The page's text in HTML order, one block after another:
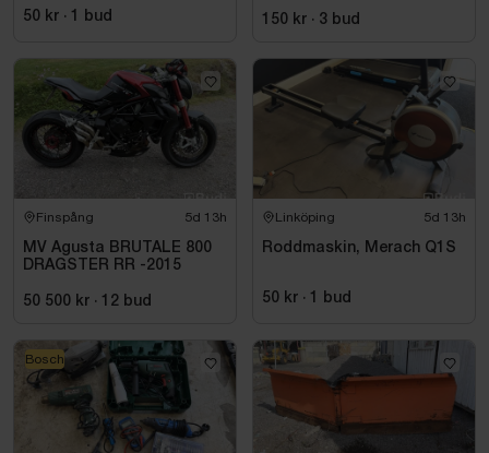
50 kr · 1 bud 150 kr · 3 bud
Finspång 5d 13h
MV Agusta BRUTALE 800
DRAGSTER RR -2015
50 500 kr · 12 bud
Linköping 5d 13h
Roddmaskin, Merach Q1S
50 kr · 1 bud
Bosch